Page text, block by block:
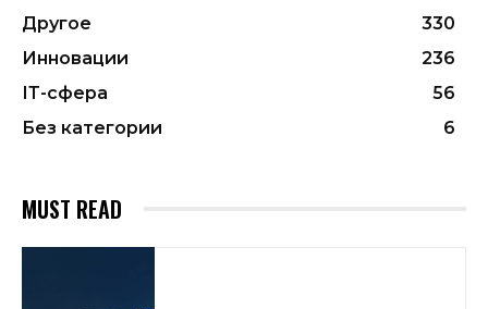
Другое
330
Инновации
236
ІТ-сфера
56
Без категории
6
MUST READ